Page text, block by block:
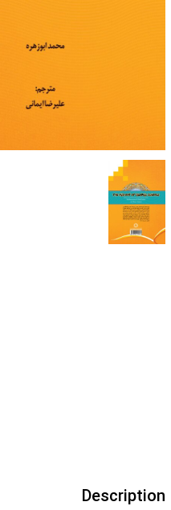
Description